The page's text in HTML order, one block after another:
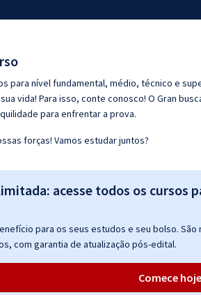
para nível fundamental, médio, técnico e
vida! Para isso, conte conosco! O Gran
para enfrentar a prova.
forças! Vamos estudar juntos?
acesse todos os cursos
para os seus estudos e seu bolso.
com garantia de atualização pós-edital.
Comece hoje